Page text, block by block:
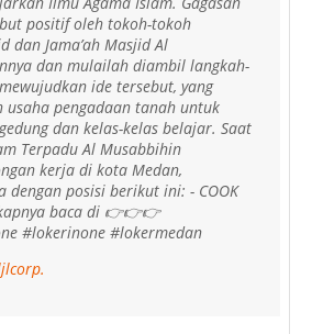
positif oleh tokoh-tokoh
dan Jama’ah Masjid Al
dan mulailah diambil langkah-
ide tersebut, yang
usaha pengadaan tanah untuk
dan kelas-kelas belajar. Saat
Terpadu Al Musabbihin
kerja di kota Medan,
dengan posisi berikut ini: - COOK
baca di 👉👉👉
#lokerinone #lokermedan